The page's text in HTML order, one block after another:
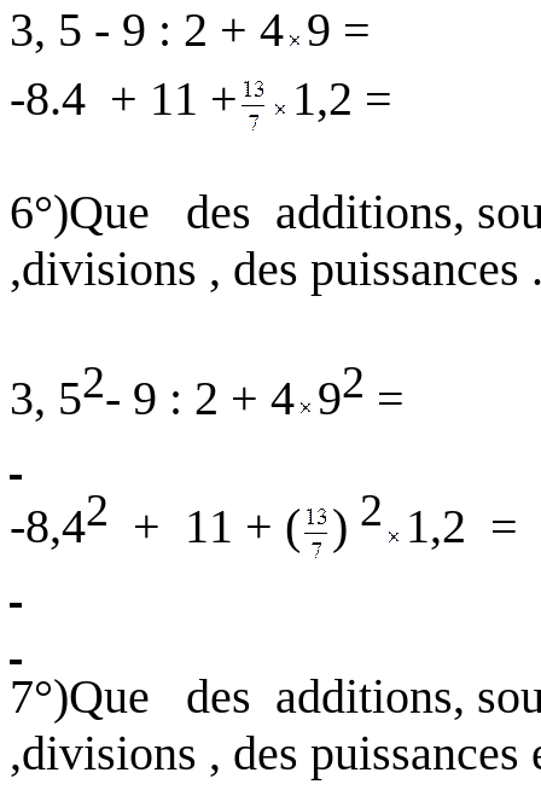
3, 5 - 9 : 2 + 4 9 =
-8.4 + 11 + 1,2 =
6°)Que des additions,
,divisions , des puissances
3, 52- 9 : 2 + 4 92 =
-8,42 + 11 + ( ) 2 1,2 =
7°)Que des additions,
,divisions , des puissances